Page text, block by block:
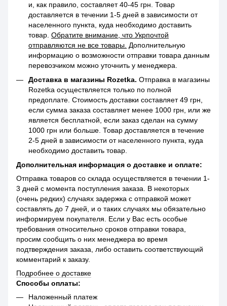
и, как правило, составляет 40-45 грн. Товар
доставляется в течении 1-5 дней в зависимости от
населенного пункта, куда необходимо доставить
товар. Обратите внимание, что Укрпочтой
отправляются не все товары. Дополнительную
информацию о возможности отправки товара данным
перевозчиком можно уточнить у менеджера.
Доставка в магазины Rozetka. Отправка в магазины
Rozetka осуществляется только по полной
предоплате. Стоимость доставки составляет 49 грн,
если сумма заказа составляет менее 1000 грн, или же
является бесплатной, если заказ сделан на сумму
1000 грн или больше. Товар доставляется в течение
2-5 дней в зависимости от населенного пункта, куда
необходимо доставить товар.
Дополнительная информация о доставке и оплате:
Отправка товаров со склада осуществляется в течении 1-
3 дней с момента поступления заказа. В некоторых
(очень редких) случаях задержка с отправкой может
составлять до 7 дней, и о таких случаях мы обязательно
информируем покупателя. Если у Вас есть особые
требования относительно сроков отправки товара,
просим сообщить о них менеджера во время
подтверждения заказа, либо оставить соответствующий
комментарий к заказу.
Подробнее о доставке
Способы оплаты:
Наложенный платеж